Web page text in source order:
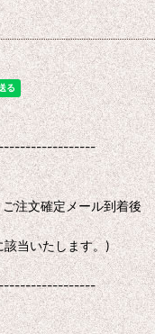
注文確定メール到着後
当いたします。)